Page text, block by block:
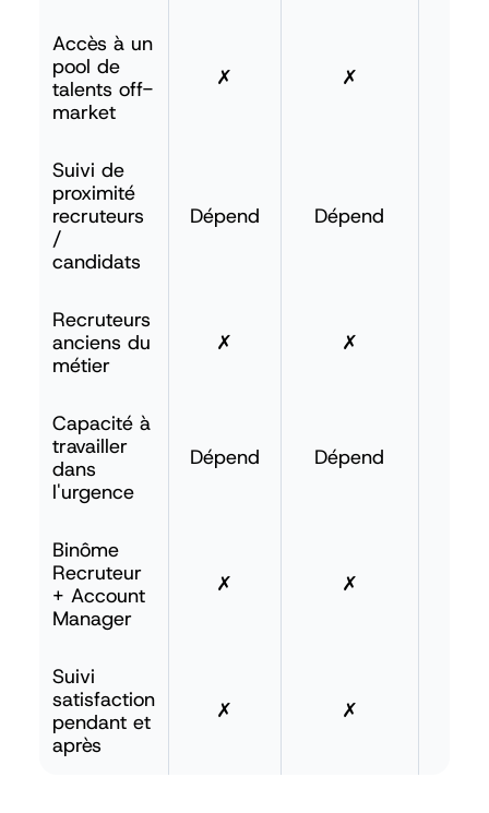
Accès à un
pool de
talents off-
market
✗ ✗
Suivi de
proximité
recruteurs
/
candidats
Dépend Dépend
Recruteurs
anciens du
métier
✗ ✗
Capacité à
travailler
dans
l'urgence
Dépend Dépend
Binôme
Recruteur
+ Account
Manager
✗ ✗
Suivi
satisfaction
pendant et
après
✗ ✗